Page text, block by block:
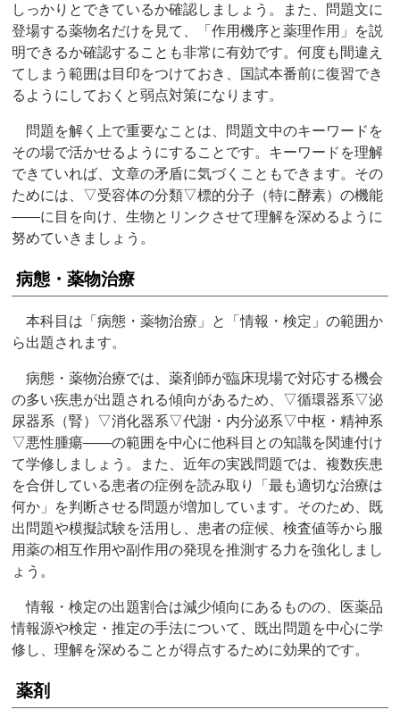
しっかりとできているか確認しましょう。また、問題文に
登場する薬物名だけを見て、「作用機序と薬理作用」を説
明できるか確認することも非常に有効です。何度も間違え
てしまう範囲は目印をつけておき、国試本番前に復習でき
るようにしておくと弱点対策になります。
問題を解く上で重要なことは、問題文中のキーワードを
その場で活かせるようにすることです。キーワードを理解
できていれば、文章の矛盾に気づくこともできます。その
ためには、▽受容体の分類▽標的分子（特に酵素）の機能
――に目を向け、生物とリンクさせて理解を深めるように
努めていきましょう。
病態・薬物治療
本科目は「病態・薬物治療」と「情報・検定」の範囲か
ら出題されます。
病態・薬物治療では、薬剤師が臨床現場で対応する機会
の多い疾患が出題される傾向があるため、▽循環器系▽泌
尿器系（腎）▽消化器系▽代謝・内分泌系▽中枢・精神系
▽悪性腫瘍――の範囲を中心に他科目との知識を関連付け
て学修しましょう。また、近年の実践問題では、複数疾患
を合併している患者の症例を読み取り「最も適切な治療は
何か」を判断させる問題が増加しています。そのため、既
出問題や模擬試験を活用し、患者の症候、検査値等から服
用薬の相互作用や副作用の発現を推測する力を強化しまし
ょう。
情報・検定の出題割合は減少傾向にあるものの、医薬品
情報源や検定・推定の手法について、既出問題を中心に学
修し、理解を深めることが得点するために効果的です。
薬剤